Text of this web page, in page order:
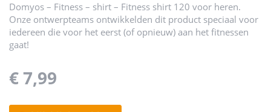
Domyos – Fitness – shirt – Fitness shirt 120 voor heren.
Onze ontwerpteams ontwikkelden dit product speciaal voor
iedereen die voor het eerst (of opnieuw) aan het fitnessen
gaat!
€ 7,99